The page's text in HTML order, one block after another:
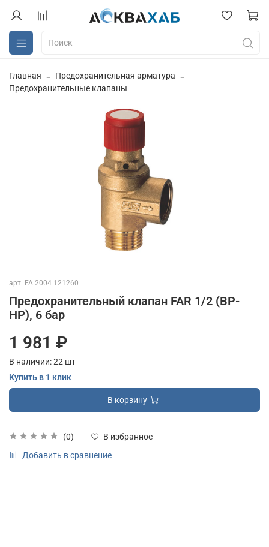
Главная
Предохранительная арматура
Предохранительные клапаны
арт. FA 2004 121260
Предохранительный клапан FAR 1/2 (ВР-
НР), 6 бар
(0)
В избранное
Добавить в сравнение
1 981 ₽
В наличии:22 шт
Купить в 1 клик
В корзину